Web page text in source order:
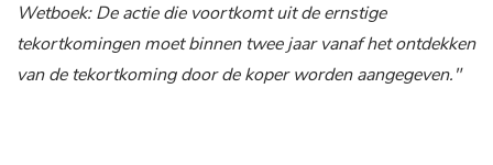
Wetboek: De actie die voortkomt uit de ernstige
tekortkomingen moet binnen twee jaar vanaf het ontdekken
van de tekortkoming door de koper worden aangegeven."